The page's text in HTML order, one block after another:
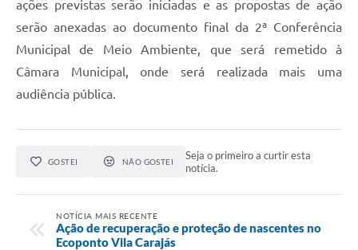
ações previstas serão iniciadas e as propostas de ação
serão anexadas ao documento final da 2ª Conferência
Municipal de Meio Ambiente, que será remetido à
Câmara Municipal, onde será realizada mais uma
audiência pública.
GOSTEI NÃO GOSTEI
Seja o primeiro a curtir esta
notícia.
NOTÍCIA MAIS RECENTE
Ação de recuperação e proteção de nascentes no
Ecoponto Vila Carajás